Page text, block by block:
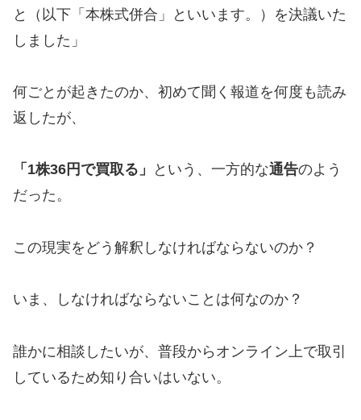
と（以下「本株式併合」といいます。）を決議いた
しました」
何ごとが起きたのか、初めて聞く報道を何度も読み
返したが、
「1株36円で買取る」 という、一方的な通告のよう
だった。
この現実をどう解釈しなければならないのか？
いま、しなければならないことは何なのか？
誰かに相談したいが、普段からオンライン上で取引
しているため知り合いはいない。